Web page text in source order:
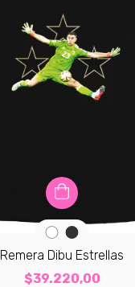
Remera Dibu Estrellas
$39.220,00